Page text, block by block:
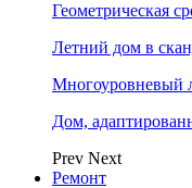
Геометрическая
Летний дом в
Многоуровневый
Дом,
Prev Next
Ремонт